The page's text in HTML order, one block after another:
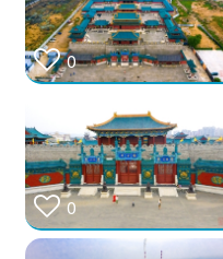
0
0